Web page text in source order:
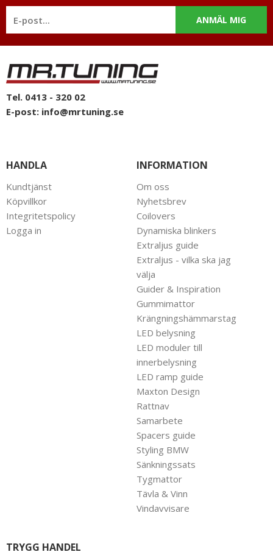
ANMÄL MIG
Tel. 0413 - 320 02
E-post: info@mrtuning.se
HANDLA
Kundtjänst
Köpvillkor
Integritetspolicy
Logga in
INFORMATION
Om oss
Nyhetsbrev
Coilovers
Dynamiska blinkers
Extraljus guide
Extraljus - vilka ska jag
välja
Guider & Inspiration
Gummimattor
Krängningshämmarstag
LED belysning
LED moduler till
innerbelysning
LED ramp guide
Maxton Design
Rattnav
Samarbete
Spacers guide
Styling BMW
Sänkningssats
Tygmattor
Tävla & Vinn
Vindavvisare
TRYGG HANDEL